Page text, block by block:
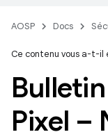
AOSP Docs
Ce contenu vous a-t-il
Pixel –